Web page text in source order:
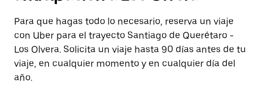
selecciona
una
fecha.
Presiona
la
tecla Esc
para
cerrar
Para que hagas todo lo necesario, reserva un viaje
con Uber para el trayecto Santiago de Querétaro -
Los Olvera. Solicita un viaje hasta 90 días antes de tu
viaje, en cualquier momento y en cualquier día del
año.